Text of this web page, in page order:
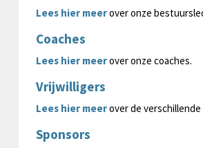
Lees hier meerover onze
Coaches
Lees hier meerover onze coaches.
Vrijwilligers
Lees hier meerover de verschillende
Sponsors